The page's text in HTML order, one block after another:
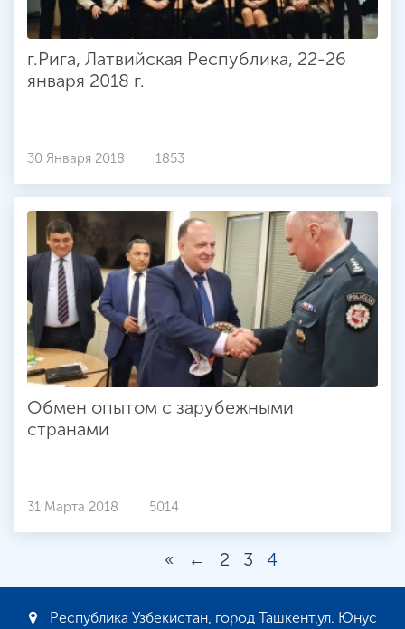
г.Рига, Латвийская Республика, 22-26
января 2018 г.
30 Января 2018 1853
Обмен опытом с зарубежными
странами
31 Марта 2018 5014
« ← 2 3 4
Республика Узбекистан, город Ташкент,ул. Юнус